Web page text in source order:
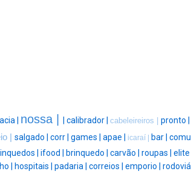
| nossa | calibrador | cabeleireiros | pronto |
| salgado | corr | games | apae | icaraí | bar |
| ifood | brinquedo | carvão | roupas | elite |
| hospitais | padaria | correios | emporio |